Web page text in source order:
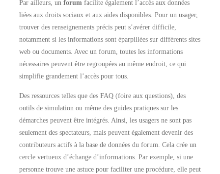
Par ailleurs, un forumfacilite également l’accès aux données
liées aux droits sociaux et aux aides disponibles. Pour un usager,
trouver des renseignements précis peut s’avérer difficile,
notamment si les informations sont éparpillées sur différents sites
web ou documents. Avec un forum, toutes les informations
nécessaires peuvent être regroupées au même endroit, ce qui
simplifie grandement l’accès pour tous.
Des ressources telles que des FAQ (foire aux questions), des
outils de simulation ou même des guides pratiques sur les
démarches peuvent être intégrés. Ainsi, les usagers ne sont pas
seulement des spectateurs, mais peuvent également devenir des
contributeurs actifs à la base de données du forum. Cela crée un
cercle vertueux d’échange d’informations. Par exemple, si une
personne trouve une astuce pour faciliter une procédure, elle peut